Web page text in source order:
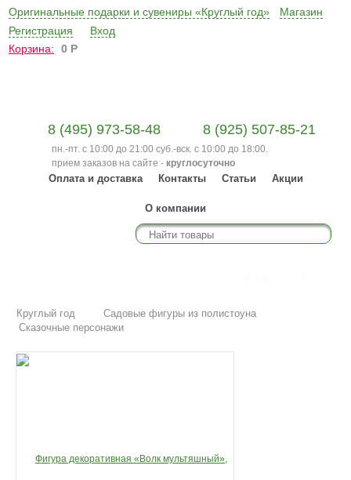
Оригинальные подарки и сувениры «Круглый год»
Магазин
Регистрация
Вход
Корзина:
0 Р
8 (495) 973-58-48 8 (925) 507-85-21
пн.-пт. с 10:00 до 21:00 суб.-вск. с 10:00 до 18:00.
прием заказов на сайте - круглосуточно
Оплата и доставка Контакты Статьи Акции
О компании
Круглый год
Садовые фигуры из полистоуна
Сказочные персонажи